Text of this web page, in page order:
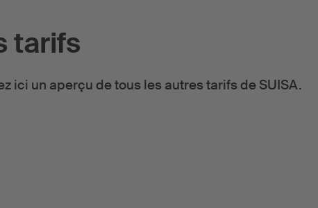
tarifs
ici un aperçu de tous les autres tarifs de SUISA.